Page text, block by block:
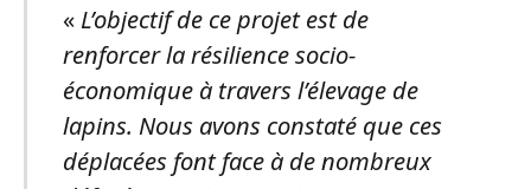
« L’objectif de ce projet est de
renforcer la résilience socio-
économique à travers l’élevage de
lapins. Nous avons constaté que ces
déplacées font face à de nombreux